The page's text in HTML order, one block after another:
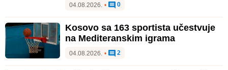
04.08.2026. • 0
Kosovo sa 163 sportista učestvuje
na Mediteranskim igrama
04.08.2026. • 2